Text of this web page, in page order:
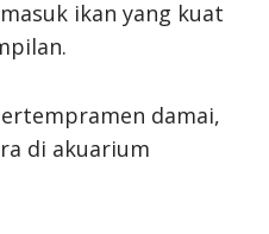
ikan yang kuat
damai,
di akuarium